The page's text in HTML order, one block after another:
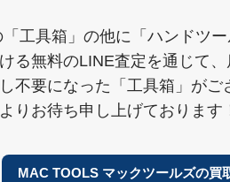
工具箱」の他に「ハンドツ
る無料のLINE査定を通じて
不要になった「工具箱」が
りお待ち申し上げております
MAC TOOLS マックツールズの買